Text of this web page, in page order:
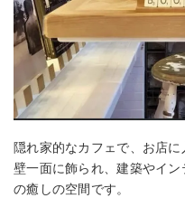
隠れ家的なカフェで、お店
壁一面に飾られ、建築やイ
の癒しの空間です。